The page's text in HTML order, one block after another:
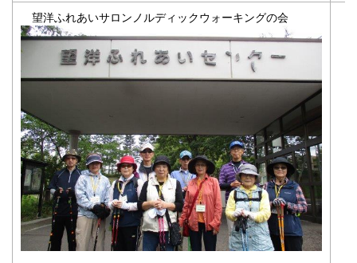
望洋ふれあいサロンノルディックウォーキングの会